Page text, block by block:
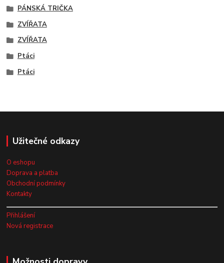
PÁNSKÁ TRIČKA
ZVÍŘATA
ZVÍŘATA
Ptáci
Ptáci
Užitečné odkazy
O eshopu
Doprava a platba
Obchodní podmínky
Kontakty
Přihlášení
Nová registrace